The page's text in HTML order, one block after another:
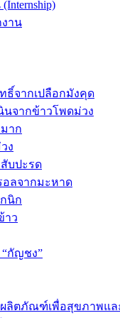
าน
ธิ์จากเปลือกมังคุด
จากข้าวโพดม่วง
าก
ง
บปะรด
อลจากมะหาด
นิก
าว
“กัญชง”
ลิตภัณฑ์เพื่อสุขภาพแล